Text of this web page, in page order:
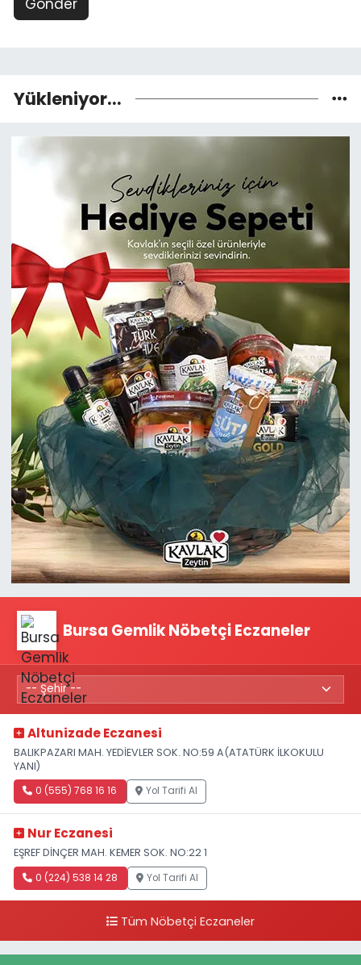
Gönder
Yükleniyor...
Bursa Gemlik Nöbetçi Eczaneler
Altunizade Eczanesi
BALIKPAZARI MAH. YEDİEVLER SOK. NO:59 A(ATATÜRK İLKOKULU
YANI)
0 (555) 768 16 16 Yol Tarifi Al
Nur Eczanesi
EŞREF DİNÇER MAH. KEMER SOK. NO:22 1
0 (224) 538 14 28 Yol Tarifi Al
Tüm Nöbetçi Eczaneler